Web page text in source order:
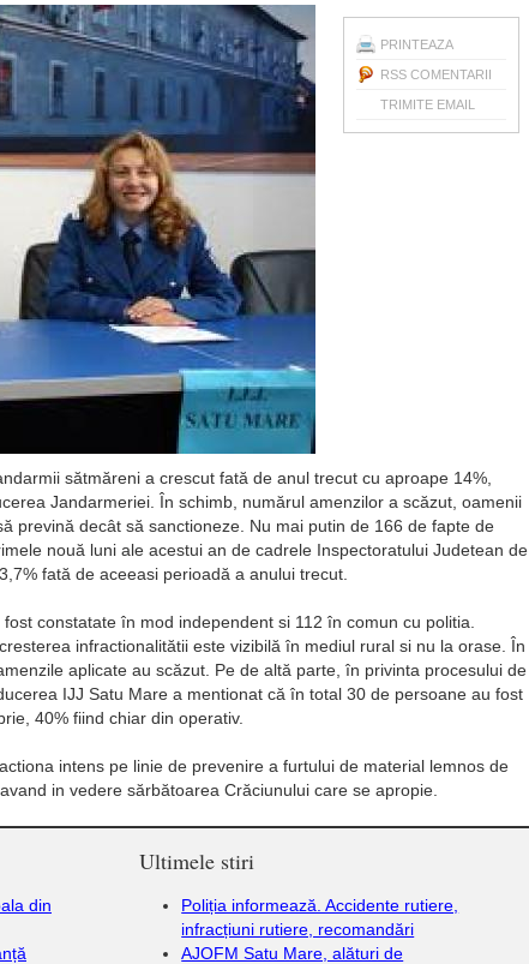
PRINTEAZA
RSS COMENTARII
TRIMITE EMAIL
sătmăreni a crescut fată de anul trecut cu aproape 14%,
Jandarmeriei. În schimb, numărul amenzilor a scăzut, oamenii
prevină decât să sanctioneze. Nu mai putin de 166 de fapte de
nouă luni ale acestui an de cadrele Inspectoratului Judetean de
fată de aceeasi perioadă a anului trecut.
constatate în mod independent si 112 în comun cu politia.
infractionalitătii este vizibilă în mediul rural si nu la orase. În
aplicate au scăzut. Pe de altă parte, în privinta procesului de
IJJ Satu Mare a mentionat că în total 30 de persoane au fost
40% fiind chiar din operativ.
intens pe linie de prevenire a furtului de material lemnos de
in vedere sărbătoarea Crăciunului care se apropie.
din
Ultimele stiri
Poliția informează. Accidente rutiere,
infracțiuni rutiere, recomandări
AJOFM Satu Mare, alături de